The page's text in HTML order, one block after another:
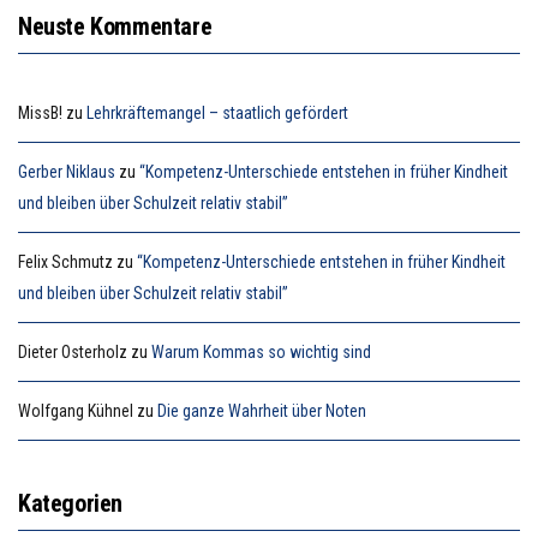
Neuste Kommentare
MissB! zu Lehrkräftemangel – staatlich gefördert
Gerber Niklaus zu “Kompetenz-Unterschiede entstehen in früher Kindheit
und bleiben über Schulzeit relativ stabil”
Felix Schmutz zu “Kompetenz-Unterschiede entstehen in früher Kindheit
und bleiben über Schulzeit relativ stabil”
Dieter Osterholz zu Warum Kommas so wichtig sind
Wolfgang Kühnel zu Die ganze Wahrheit über Noten
Kategorien